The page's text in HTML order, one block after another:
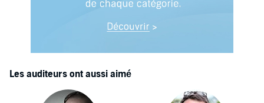
Les auditeurs ont aussi aimé